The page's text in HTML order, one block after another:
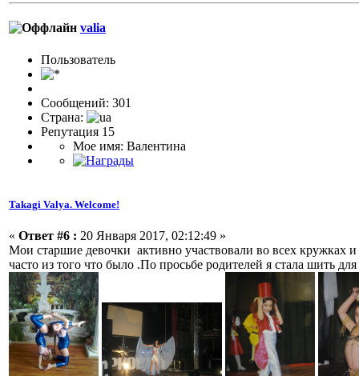
valia
Пользовaтeль
Сообщений: 301
Страна:
Репутация 15
Мое имя: Валентина
Takagi Valya. Welcome!
« Ответ #6 : 20 Января 2017, 02:12:49 »
Мои старшие девочки активно участвовали во всех кружках
часто из того что было .По просьбе родителей я стала шить